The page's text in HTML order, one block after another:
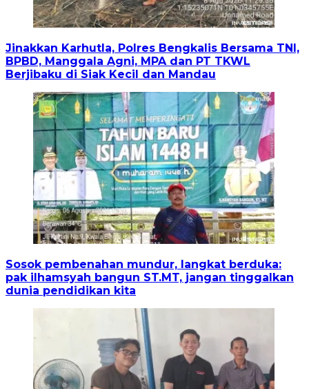
Jinakkan Karhutla, Polres Bengkalis Bersama TNI,
BPBD, Manggala Agni, MPA dan PT TKWL
Berjibaku di Siak Kecil dan Mandau
Sosok pembenahan mundur, langkat berduka:
pak ilhamsyah bangun ST.MT, jangan tinggalkan
dunia pendidikan kita